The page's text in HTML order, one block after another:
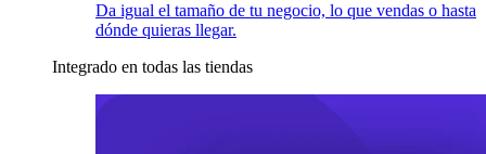
Da igual el tamaño de tu negocio, lo que vendas o hasta
dónde quieras llegar.
Integrado en todas las tiendas